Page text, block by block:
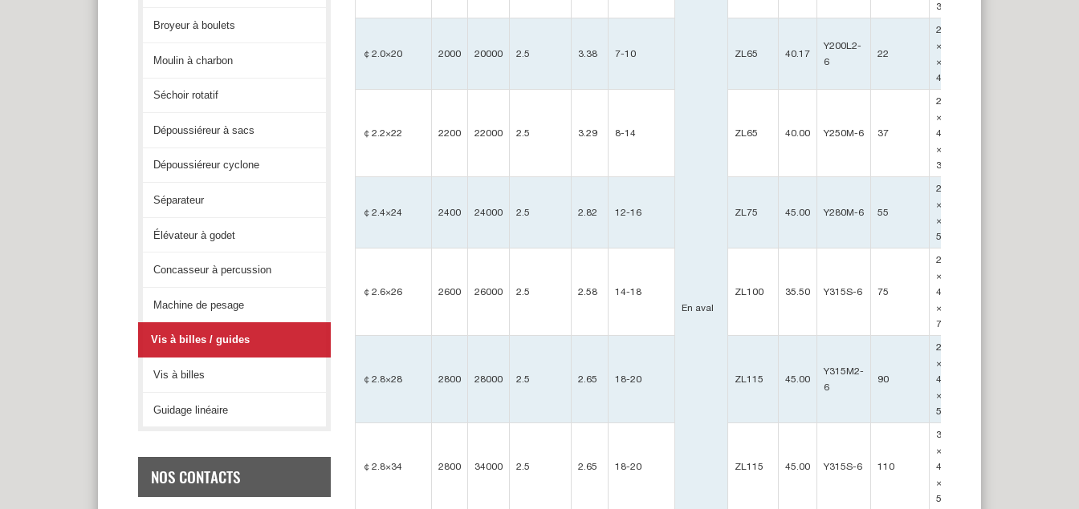
En aval
3676
￠2.0×20 2000 20000 2.5 3.38 7-10 ZL65 40.17
Y200L2-
6
22
22091
×3232
×
4445
￠2.2×22 2200 22000 2.5 3.29 8-14 ZL65 40.00 Y250M-6 37
23400
×
4593
×
3810
￠2.4×24 2400 24000 2.5 2.82 12-16 ZL75 45.00 Y280M-6 55
25630
×4097
×
5932
￠2.6×26 2600 26000 2.5 2.58 14-18 ZL100 35.50 Y315S-6 75
28000
×
4400
×
7100
￠2.8×28 2800 28000 2.5 2.65 18-20 ZL115 45.00
Y315M2-
6
90
29630
×
4220
×
5110
￠2.8×34 2800 34000 2.5 2.65 18-20 ZL115 45.00 Y315S-6 110
37500
×
4050
×
5350
Broyeur à boulets
Moulin à charbon
Séchoir rotatif
Dépoussiéreur à sacs
Dépoussiéreur cyclone
Séparateur
Élévateur à godet
Concasseur à percussion
Machine de pesage
Vis à billes / guides
Vis à billes
Guidage linéaire
NOS CONTACTS